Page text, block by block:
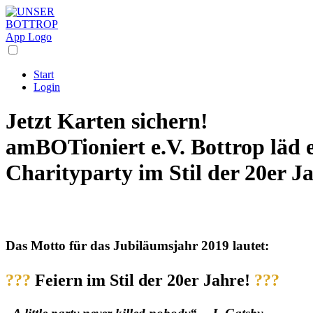
Start
Login
Jetzt Karten sichern!
amBOTioniert e.V. Bottrop läd
Charityparty im Stil der 20er
Das Motto für das Jubiläumsjahr 2019 lautet:
??? Feiern im Stil der 20er Jahre! ???